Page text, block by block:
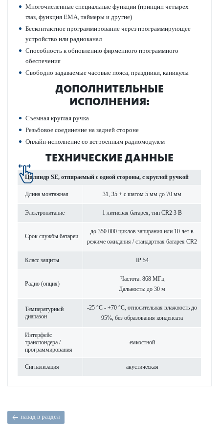
Многочис­ленные специальные функции (принцип чет­ырех
глаз, функция EMA, таймеры и другие)
Бес­к­онтактное программирование через программирующее
устройство или радио­к­анал
Спосо­бность к обнов­лению фирменного программного
обеспечения
Свободно задаваемые часовые пояса, праздники, каникулы
ДОПОЛНИТЕЛЬНЫЕ
ИСПОЛНЕНИЯ:
Съемная круглая ручка
Резьбовое соединение на задней стороне
Онлайн-исполнение со встроенным радио­модулем
ТЕХНИЧЕСКИЕ ДАННЫЕ
Цилиндр SE, отпираемый с одной стороны, с круглой ручкой
Длина монтажная 31, 35 + с шагом 5 мм до 70 мм
Электропитание 1 литиевая бат­арея, тип CR2 3 В
Срок службы бат­ареи
до 350 000 циклов запирания или 10 лет в
режиме ожидания / стандартная бат­арея CR2
Класс защиты IP 54
Радио (опция)
Частота: 868 МГц
Дальность: до 30 м
Темпер­ат­урный
диапазон
-25 °C - +70 °C, относительная влажность до
95%, без обра­зования конденсата
Интерфейс
транспондера /
программирования
емкос­тной
Сигнал­изация аку­стическая
назад в раздел